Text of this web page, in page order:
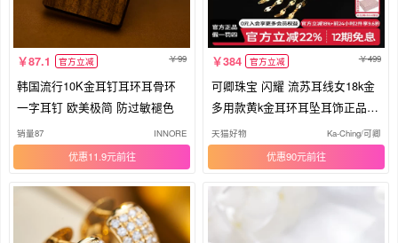
87.1 官方立减 99
韩国流行10K金耳钉耳环耳骨环
一字耳钉 欧美极简 防过敏褪色
销量87 INNORE
优惠11.9元
384 官方立减 499
可卿珠宝 闪耀 流苏耳线女18k金
多用款黄k金耳环耳坠耳饰正品礼
物
天猫好物 Ka-Ching/可卿
优惠90元